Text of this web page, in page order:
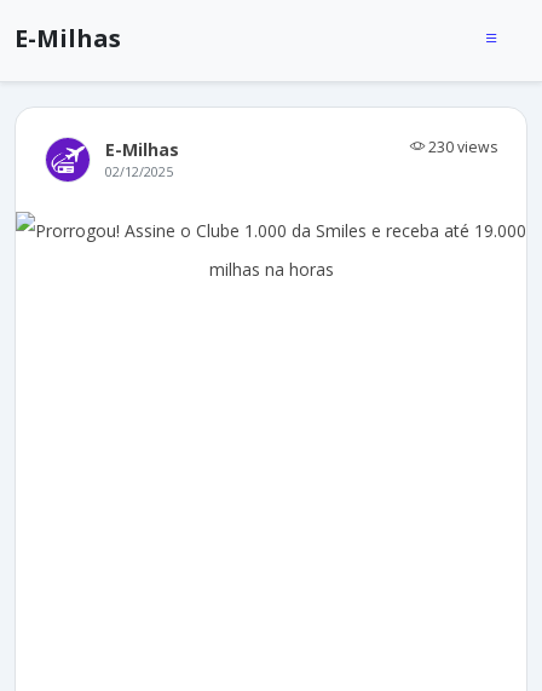
E-Milhas
E-Milhas 230 views
02/12/2025